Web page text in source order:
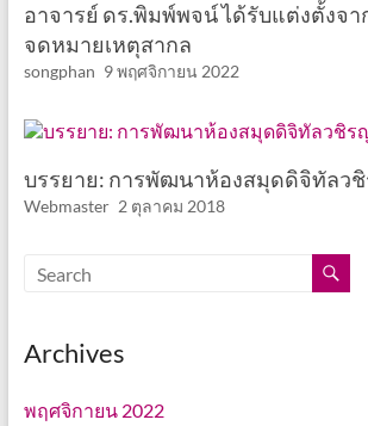
อาจารย์ ดร.พิมพ์พจน์ ได้รับแต่งตั้งจา
จดหมายเหตุสากล
songphan 9 พฤศจิกายน 2022
บรรยาย: การพัฒนาห้องสมุดดิจิทัลว
Webmaster 2 ตุลาคม 2018
Archives
พฤศจิกายน 2022